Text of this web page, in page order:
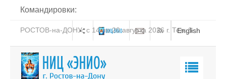
Командировки:
РОСТОВ-на-ДОНУ: с 14 по 20 августа 2026 г. Тел: 8-
English